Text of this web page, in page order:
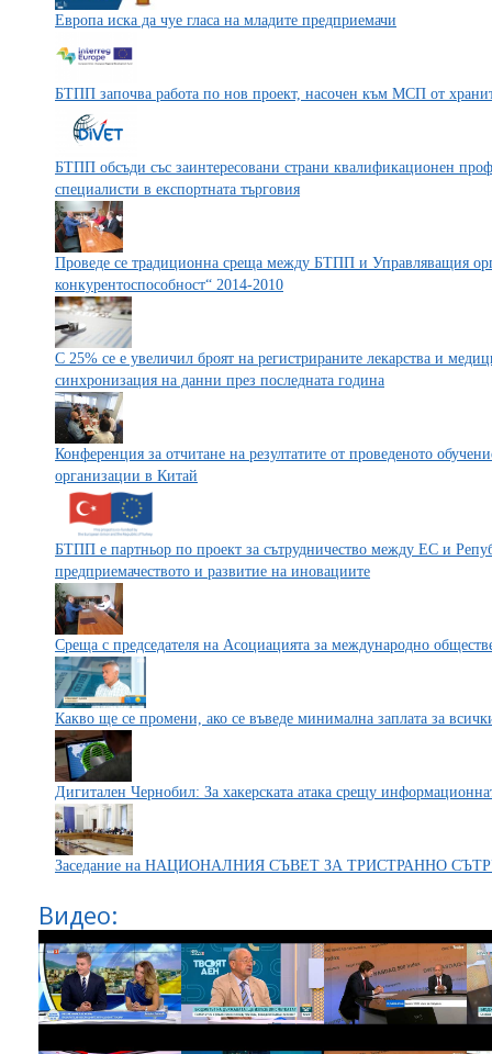
Европа иска да чуе гласа на младите предприемачи
БТПП започва работа по нов проект, насочен към МСП от
БТПП обсъди със заинтересовани страни квалификационен
специалисти в експортната търговия
Проведе се традиционна среща между БТПП и Управляващия
конкурентоспособност“ 2014-2010
С 25% се е увеличил броят на регистрираните лекарства и
синхронизация на данни през последната година
Конференция за отчитане на резултатите от проведеното
организации в Китай
БТПП е партньор по проект за сътрудничество между ЕС и
предприемачеството и развитие на иновациите
Среща с председателя на Асоциацията за международно
Какво ще се промени, ако се въведе минимална заплата за
Дигитален Чернобил: За хакерската атака срещу
Заседание на НАЦИОНАЛНИЯ СЪВЕТ ЗА ТРИСТРАННО
Видео: